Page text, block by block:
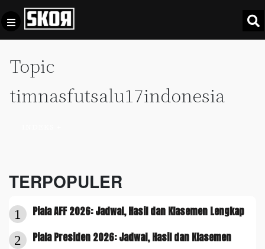
Topic
timnasfutsalu17indonesia
TERPOPULER
1 Piala AFF 2026: Jadwal, Hasil dan Klasemen Lengkap
2 Piala Presiden 2026: Jadwal, Hasil dan Klasemen
Football
Timnas
SKOR
SPECIAL
Privacy
Kami